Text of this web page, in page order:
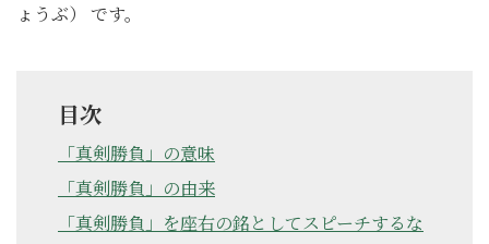
ょうぶ） です。
目次
「真剣勝負」の意味
「真剣勝負」の由来
「真剣勝負」を座右の銘としてスピーチするな